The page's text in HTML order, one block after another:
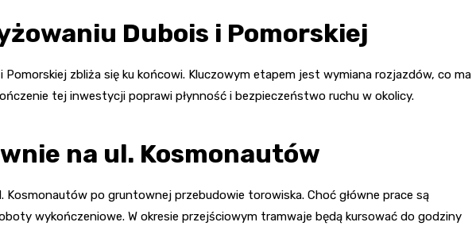
Dubois i Pomorskiej
Pomorskiej zbliża się ku końcowi. Kluczowym etapem jest wymiana rozjazdów, co ma
tej inwestycji poprawi płynność i bezpieczeństwo ruchu w okolicy.
na ul. Kosmonautów
Kosmonautów po gruntownej przebudowie torowiska. Choć główne prace są
wykończeniowe. W okresie przejściowym tramwaje będą kursować do godziny